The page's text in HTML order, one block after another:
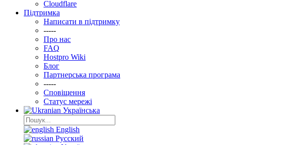
Clоudflare
Підтримка
Написати в підтримку
-----
Про нас
FAQ
Hostpro Wiki
Блог
Партнерська програма
-----
Сповіщення
Статус мережі
Українська
English
Русский